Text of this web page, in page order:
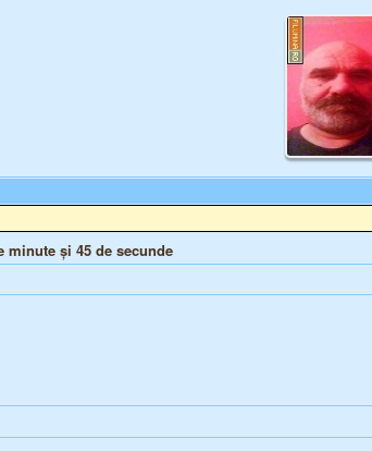
minute și 45 de secunde